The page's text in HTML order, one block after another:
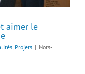
aimer le
Projets | Mots-